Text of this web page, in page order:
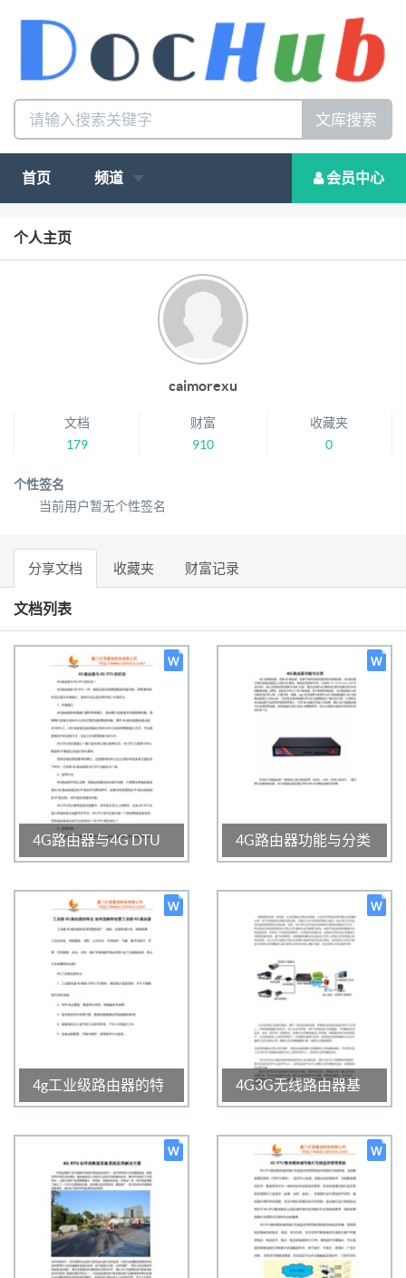
文库搜索
首页 频道 会员中心
个人主页
caimorexu
文档
179
财富
910
收藏夹
0
个性签名
当前用户暂无个性签名
分享文档 收藏夹 财富记录
文档列表
4G路由器与4G DTU
的区别
1795 0
3.0
2020-01-16 16:51:53
4G路由器功能与分类
2020-01-16 16:51:40
4g工业级路由器的特
点 如何选购和设置4g
工业级路由器
1585
2020-01-16 16:51:08
4G3G无线路由器基
于公交车占道抓拍系
统的应用
1727 0
3.0
2020-01-16 16:50:37